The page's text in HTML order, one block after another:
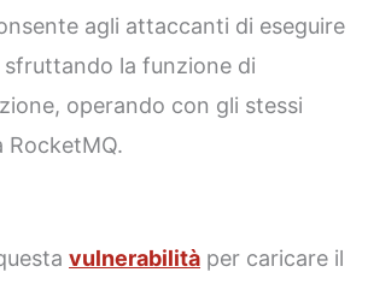
agli attaccanti di eseguire
sfruttando la funzione di
operando con gli stessi
RocketMQ.
vulnerabilità per caricare il